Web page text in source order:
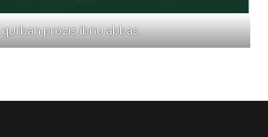
qurban prozis ibnu abbas